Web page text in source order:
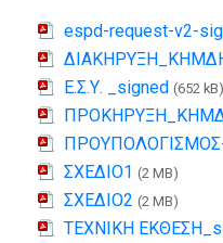
espd-request-v2-
Ε.Σ.Υ. _signed (652 kB)
ΣΧΕΔΙΟ1 (2 MB)
ΣΧΕΔΙΟ2 (2 MB)
ΤΕΧΝΙΚΗ